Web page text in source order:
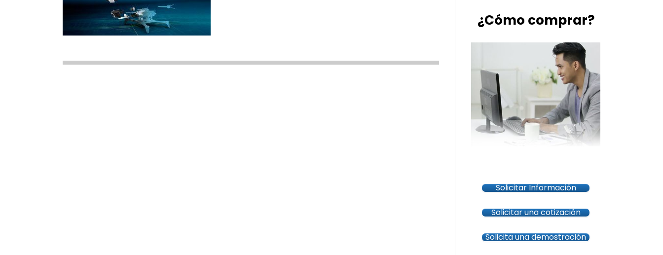
¿Cómo comprar?
Solicitar Información
Solicitar una cotización
Solicita una demostración